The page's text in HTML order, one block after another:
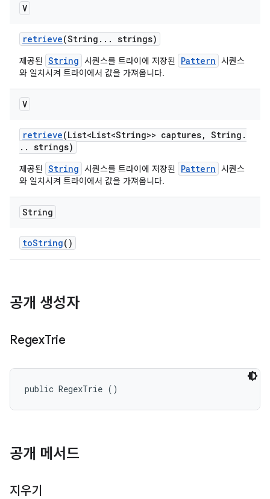
V
retrieve(String . . . strings)
제공된 String 시퀀스를 트라이에 저장된 Pattern 시퀀스
와 일치시켜 트라이에서 값을 가져옵니다.
V
retrieve(List<List<String>> captures, String .
. . strings)
제공된 String 시퀀스를 트라이에 저장된 Pattern 시퀀스
와 일치시켜 트라이에서 값을 가져옵니다.
String
toString()
공개 생성자
RegexTrie
public RegexTrie ()
공개 메서드
지우기